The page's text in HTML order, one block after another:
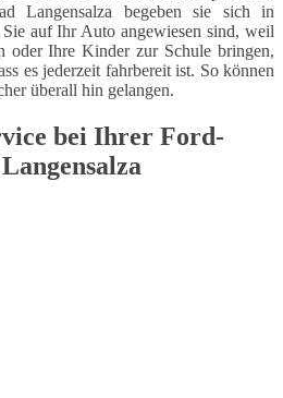
Langensalza begeben sie sich in
auf Ihr Auto angewiesen sind, weil
oder Ihre Kinder zur Schule bringen,
es jederzeit fahrbereit ist. So können
überall hin gelangen.
bei Ihrer Ford-